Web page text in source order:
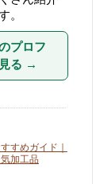
。
プロフ
る →
すめガイド｜
加工品